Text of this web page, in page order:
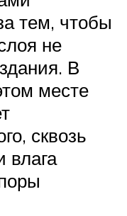
тем, чтобы
не
В
месте
сквозь
влага